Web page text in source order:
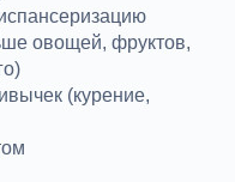
овощей, фруктов,
(курение,